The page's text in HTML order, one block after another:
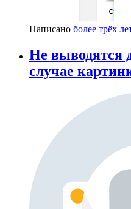
Написано более трёх
Не выводятся
случае